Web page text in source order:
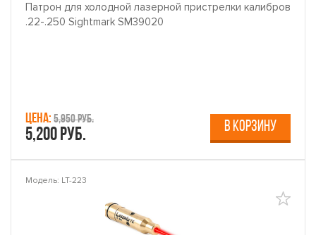
Патрон для холодной лазерной пристрелки калибров
.22-.250 Sightmark SM39020
Цена: 5,950 руб.
5,200 руб. В КОРЗИНУ
Модель: LT-223